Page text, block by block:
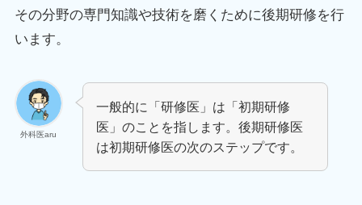
その分野の専門知識や技術を磨くために後期研修を行
います。
外科医aru
一般的に「研修医」は「初期研修
医」のことを指します。後期研修医
は初期研修医の次のステップです。